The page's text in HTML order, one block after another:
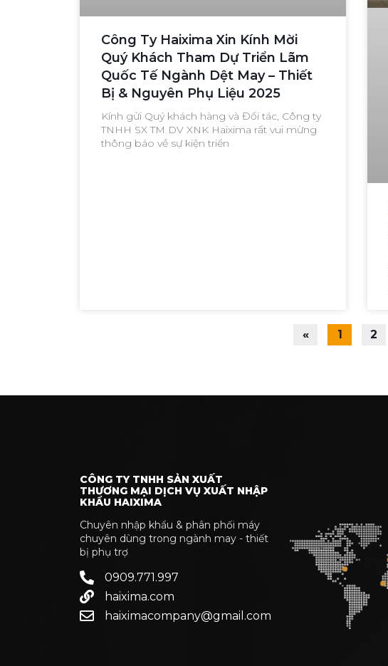
Công Ty Haixima Xin Kính Mời
Quý Khách Tham Dự Triển Lãm
Quốc Tế Ngành Dệt May – Thiết
Bị & Nguyên Phụ Liệu 2025
Kính gửi Quý khách hàng và Đối tác, Công ty
TNHH SX TM DV XNK Haixima rất vui mừng
thông báo về sự kiện triển
« 1 2
CÔNG TY TNHH SẢN XUẤT
THƯƠNG MẠI DỊCH VỤ XUẤT NHẬP
KHẨU HAIXIMA
Chuyên nhập khẩu & phân phối máy
chuyên dùng trong ngành may - thiết
bị phụ trợ
0909.771.997
haixima.com
haiximacompany@gmail.com